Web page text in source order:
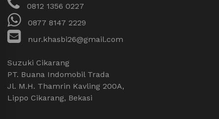
0812 1356 0227
0877 8147 2229
nur.khasbi26@gmail.com
Suzuki Cikarang
PT. Buana Indomobil Trada
Jl. M.H. Thamrin Kavling 200A,
Lippo Cikarang, Bekasi